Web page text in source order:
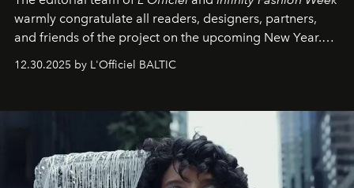
warmly congratulate all readers, designers, partners,
and friends of the project on the upcoming New Year.
May 2026 bring growth, inspiration, bold ideas, and new
achievements.
12.30.2025 by L'Officiel BALTIC